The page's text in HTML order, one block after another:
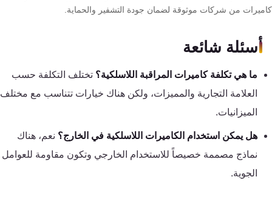
كاميرات من شركات موثوقة لضمان جودة التشفير والحماية.
أسئلة شائعة
ما هي تكلفة كاميرات المراقبة اللاسلكية؟ تختلف التكلفة حسب
العلامة التجارية والمميزات، ولكن هناك خيارات تتناسب مع مختلف
الميزانيات.
هل يمكن استخدام الكاميرات اللاسلكية في الخارج؟ نعم، هناك
نماذج مصممة خصيصاً للاستخدام الخارجي وتكون مقاومة للعوامل
الجوية.